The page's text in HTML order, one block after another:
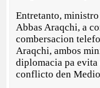
Entretanto,
Abbas Araqchi, a
combersacion
Araqchi, ambos
diplomacia pa
conflicto den